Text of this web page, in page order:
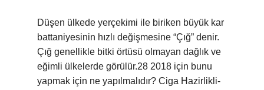
Düşen ülkede yerçekimi ile biriken büyük kar
battaniyesinin hızlı değişmesine “Çığ” denir.
Çığ genellikle bitki örtüsü olmayan dağlık ve
eğimli ülkelerde görülür.28 2018 için bunu
yapmak için ne yapılmalıdır? Ciga Hazirlikli-